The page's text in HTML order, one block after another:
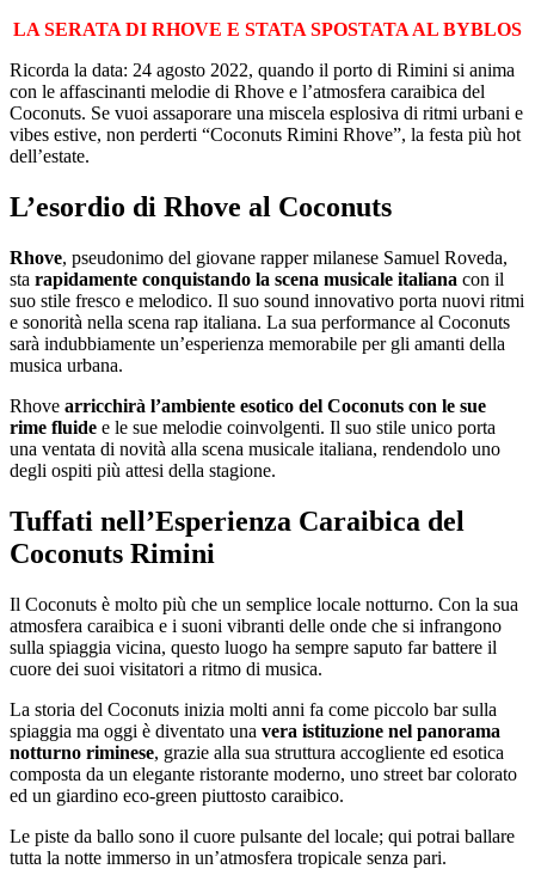
LA SERATA DI RHOVE E STATA SPOSTATA AL BYBLOS
Ricorda la data: 24 agosto 2022, quando il porto di Rimini si anima
con le affascinanti melodie di Rhove e l’atmosfera caraibica del
Coconuts. Se vuoi assaporare una miscela esplosiva di ritmi urbani e
vibes estive, non perderti “Coconuts Rimini Rhove”, la festa più hot
dell’estate.
L’esordio di Rhove al Coconuts
Rhove, pseudonimo del giovane rapper milanese Samuel Roveda,
sta rapidamente conquistando la scena musicale italiana con il
suo stile fresco e melodico. Il suo sound innovativo porta nuovi ritmi
e sonorità nella scena rap italiana. La sua performance al Coconuts
sarà indubbiamente un’esperienza memorabile per gli amanti della
musica urbana.
Rhove arricchirà l’ambiente esotico del Coconuts con le sue
rime fluide e le sue melodie coinvolgenti. Il suo stile unico porta
una ventata di novità alla scena musicale italiana, rendendolo uno
degli ospiti più attesi della stagione.
Tuffati nell’Esperienza Caraibica del
Coconuts Rimini
Il Coconuts è molto più che un semplice locale notturno. Con la sua
atmosfera caraibica e i suoni vibranti delle onde che si infrangono
sulla spiaggia vicina, questo luogo ha sempre saputo far battere il
cuore dei suoi visitatori a ritmo di musica.
La storia del Coconuts inizia molti anni fa come piccolo bar sulla
spiaggia ma oggi è diventato una vera istituzione nel panorama
notturno riminese, grazie alla sua struttura accogliente ed esotica
composta da un elegante ristorante moderno, uno street bar colorato
ed un giardino eco-green piuttosto caraibico.
Le piste da ballo sono il cuore pulsante del locale; qui potrai ballare
tutta la notte immerso in un’atmosfera tropicale senza pari.